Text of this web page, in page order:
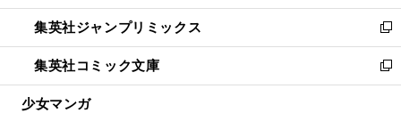
開
く
ウ
で
開
く
ン
ド
ウ
で
開
ウ
ィ
ン
ド
ウ
し
い
ウ
ィ
ン
集英社ジャンプリミックス
新
し
い
ウ
集英社コミック文庫
新
し
少女マンガ